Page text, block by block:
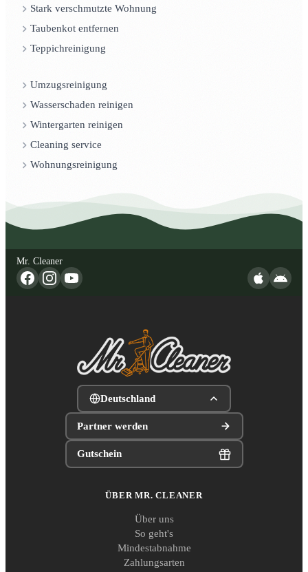
Stark verschmutzte Wohnung
Taubenkot entfernen
Teppichreinigung
Umzugsreinigung
Wasserschaden reinigen
Wintergarten reinigen
Cleaning service
Wohnungsreinigung
Mr. Cleaner
Deutschland
Partner werden
Gutschein
ÜBER MR. CLEANER
Über uns
So geht's
Mindestabnahme
Zahlungsarten